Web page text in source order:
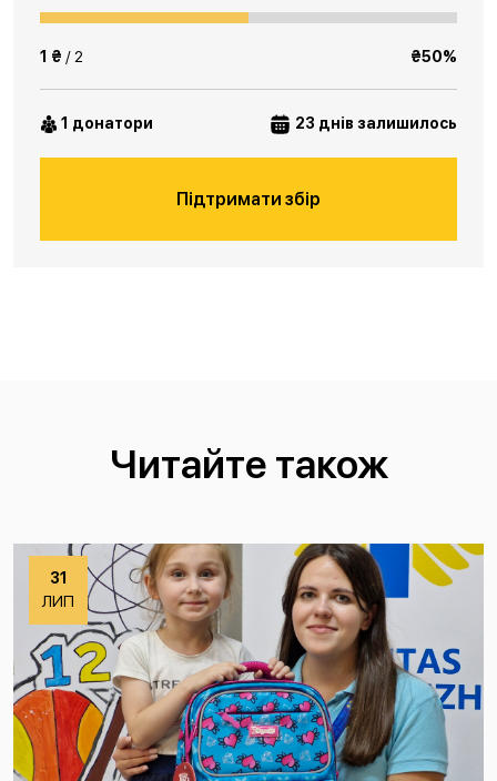
1 ₴ / 2 ₴50%
1 донатори 23 днів залишилось
Підтримати збір
Читайте також
31
ЛИП